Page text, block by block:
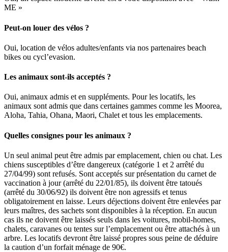
ME »
Peut-on louer des vélos ?
Oui, location de vélos adultes/enfants via nos partenaires beach
bikes ou cycl’evasion.
Les animaux sont-ils acceptés ?
Oui, animaux admis et en suppléments. Pour les locatifs, les
animaux sont admis que dans certaines gammes comme les Moorea,
Aloha, Tahia, Ohana, Maori, Chalet et tous les emplacements.
Quelles consignes pour les animaux ?
Un seul animal peut être admis par emplacement, chien ou chat. Les
chiens susceptibles d’être dangereux (catégorie 1 et 2 arrêté du
27/04/99) sont refusés. Sont acceptés sur présentation du carnet de
vaccination à jour (arrêté du 22/01/85), ils doivent être tatoués
(arrêté du 30/06/92) ils doivent être non agressifs et tenus
obligatoirement en laisse. Leurs déjections doivent être enlevées par
leurs maîtres, des sachets sont disponibles à la réception. En aucun
cas ils ne doivent être laissés seuls dans les voitures, mobil-homes,
chalets, caravanes ou tentes sur l’emplacement ou être attachés à un
arbre. Les locatifs devront être laissé propres sous peine de déduire
la caution d’un forfait ménage de 90€.